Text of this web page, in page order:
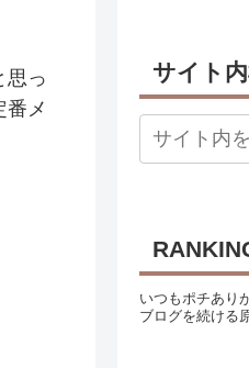
思っ
番メ
サイト
いつもポチあり
ブログを続ける